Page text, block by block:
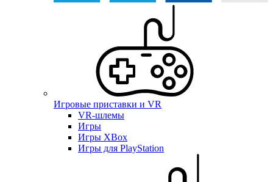
Игровые приставки и VR
VR-шлемы
Игры
Игры XBox
Игры для PlayStation